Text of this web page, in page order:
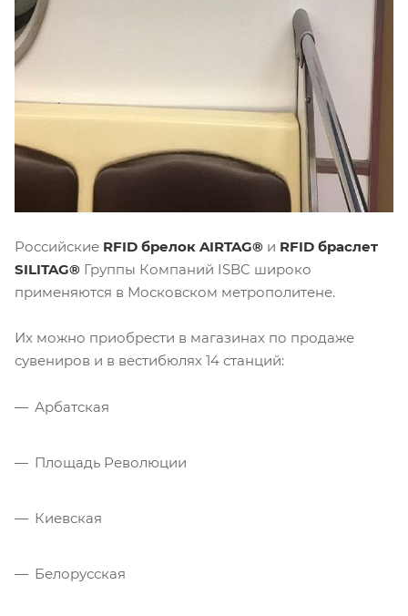
Российские RFID брелок AIRTAG® и RFID браслет
SILITAG® Группы Компаний ISBC широко
применяются в Московском метрополитене.
Их можно приобрести в магазинах по продаже
сувениров и в вестибюлях 14 станций:
Арбатская
Площадь Революции
Киевская
Белорусская